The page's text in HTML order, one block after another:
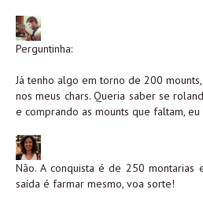
Perguntinha:
Já tenho algo em torno de 200
nos meus chars. Queria saber se
e comprando as mounts que faltam,
Não. A conquista é de 250 montarias
saída é farmar mesmo, voa sorte!